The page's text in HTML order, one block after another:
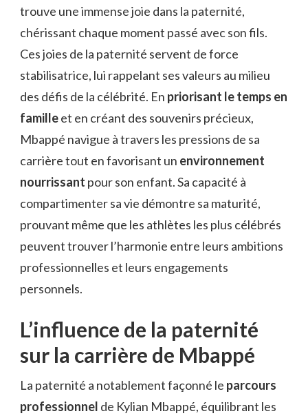
trouve une immense joie dans la paternité,
chérissant chaque moment passé avec son fils.
Ces joies de la paternité servent de force
stabilisatrice, lui rappelant ses valeurs au milieu
des défis de la célébrité. En priorisant le temps en
familleet en créant des souvenirs précieux,
Mbappé navigue à travers les pressions de sa
carrière tout en favorisant un environnement
nourrissant pour son enfant. Sa capacité à
compartimenter sa vie démontre sa maturité,
prouvant même que les athlètes les plus célébrés
peuvent trouver l’harmonie entre leurs ambitions
professionnelles et leurs engagements
personnels.
L’influence de la paternité
sur la carrière de Mbappé
La paternité a notablement façonné le parcours
professionnel de Kylian Mbappé, équilibrant les